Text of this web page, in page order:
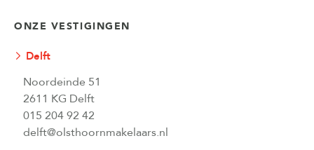
ONZE VESTIGINGEN
Delft
Noordeinde 51
2611 KG Delft
015 204 92 42
delft@olsthoornmakelaars.nl